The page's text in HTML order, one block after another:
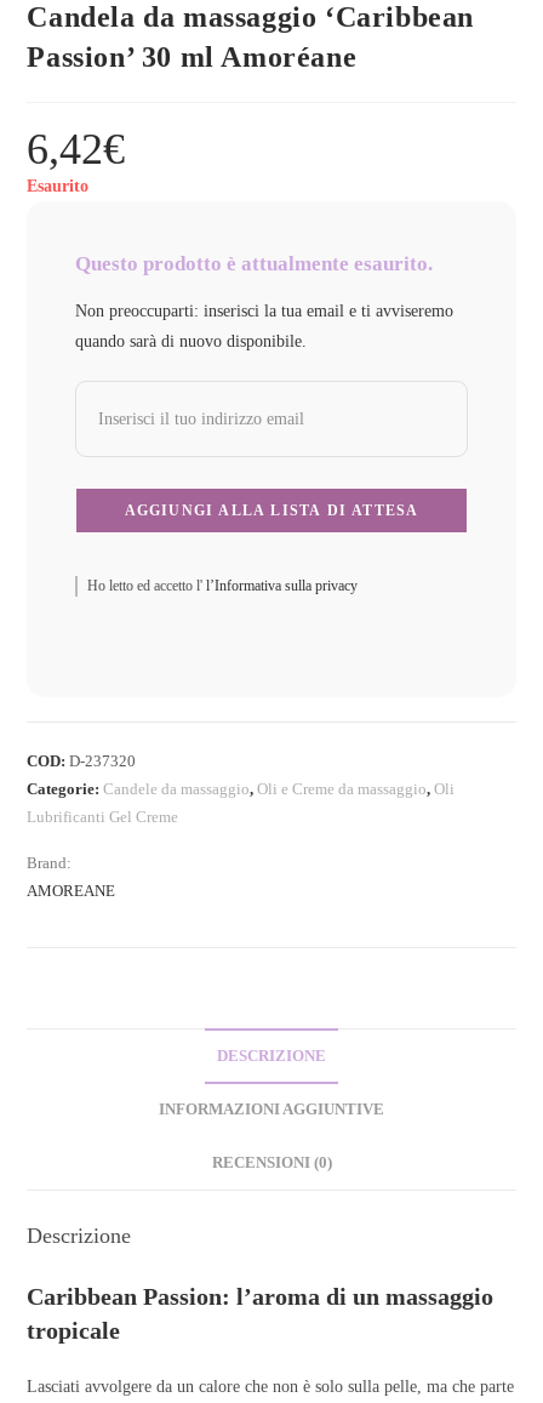
Candela da massaggio ‘Caribbean
Passion’ 30 ml Amoréane
6,42€
Esaurito
Questo prodotto è attualmente esaurito.
Non preoccuparti: inserisci la tua email e ti avviseremo
quando sarà di nuovo disponibile.
Ho letto ed accetto l' l’Informativa sulla privacy
COD:D-237320
Categorie:Candele da massaggio,Oli e Creme da massaggio,Oli
Lubrificanti Gel Creme
Brand:
AMOREANE
DESCRIZIONE
INFORMAZIONI AGGIUNTIVE
RECENSIONI (0)
Descrizione
Caribbean Passion: l’aroma di un massaggio
tropicale
Lasciati avvolgere da un calore che non è solo sulla pelle, ma che parte